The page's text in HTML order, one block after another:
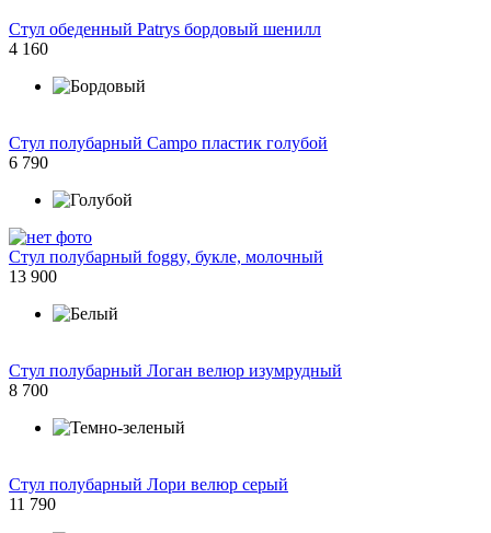
Стул обеденный Patrys бордовый шенилл
4 160
Стул полубарный Campo пластик голубой
6 790
Стул полубарный foggy, букле, молочный
13 900
Стул полубарный Логан велюр изумрудный
8 700
Стул полубарный Лори велюр серый
11 790